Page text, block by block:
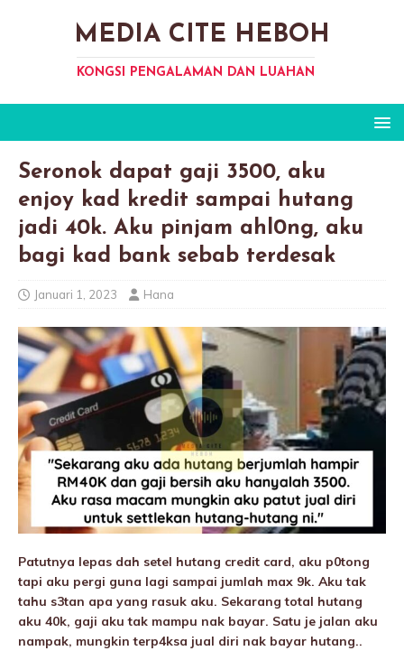
MEDIA CITE HEBOH
KONGSI PENGALAMAN DAN LUAHAN
Seronok dapat gaji 3500, aku
enjoy kad kredit sampai hutang
jadi 40k. Aku pinjam ahl0ng, aku
bagi kad bank sebab terdesak
Januari 1, 2023 Hana
Patutnya lepas dah setel hutang credit card, aku p0tong
tapi aku pergi guna lagi sampai jumlah max 9k. Aku tak
tahu s3tan apa yang rasuk aku. Sekarang total hutang
aku 40k, gaji aku tak mampu nak bayar. Satu je jalan aku
nampak, mungkin terp4ksa jual diri nak bayar hutang..